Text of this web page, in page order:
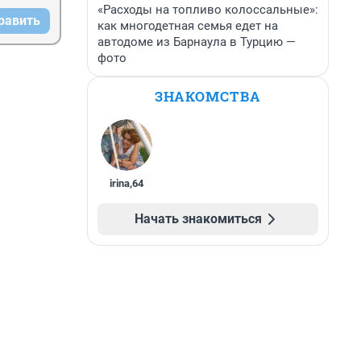
«Расходы на топливо колоссальные»:
как многодетная семья едет на
автодоме из Барнаула в Турцию —
фото
ЗНАКОМСТВА
irina,64
Начать знакомиться